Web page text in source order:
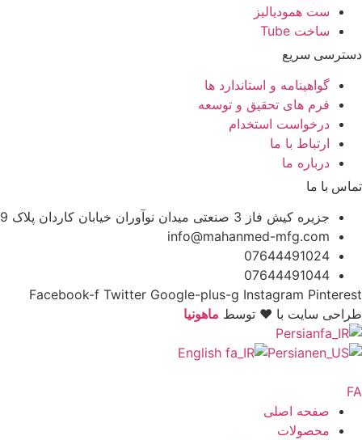
ست همودیالیز
ساخت Tube
دسترسی سریع
گواهینامه و استاندارد ها
فرم های تحقیق و توسعه
درخواست استخدام
ارتباط با ما
درباره ما
تماس با ما
جزیره کیش فاز 3 صنعتی میدان نوآوران خیابان کاردان پلاک 9
info@mahanmed-mfg.com
07644491024
07644491044
Facebook-f Twitter Google-plus-g Instagram Pinterest
طراحی سایت با ♥️ توسط ماهونیا
Persian
English
Persian
صفحه اصلی
محصولات